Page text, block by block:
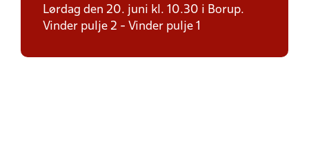
Lørdag den 20. juni kl. 10.30 i Borup.
Vinder pulje 2 - Vinder pulje 1